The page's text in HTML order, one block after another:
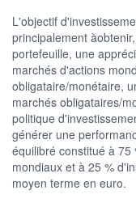
03/12
CATÉGORIE
Allocation EUR
International
FONDS
TARIFS
L'objectif
principalement
portefeuille, une
marchés d'actions
obligataire/monétaire,
marchés obligataires/
politique
générer une
équilibré constitué à
mondiaux et à 25 %
moyen terme en euro.